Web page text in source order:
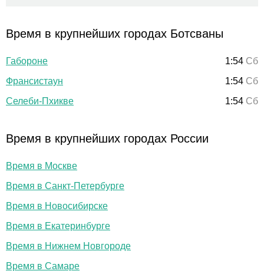
Время в крупнейших городах Ботсваны
Габороне 1:54 Сб
Франсистаун
1:54 Сб
Селеби-Пхикве
1:54 Сб
Время в крупнейших городах России
Время в Москве
Время в Санкт-Петербурге
Время в Новосибирске
Время в Екатеринбурге
Время в Нижнем Новгороде
Время в Самаре